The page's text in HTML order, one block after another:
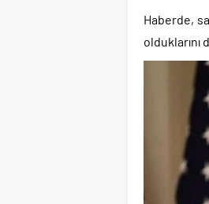
Haberde,
olduklarını